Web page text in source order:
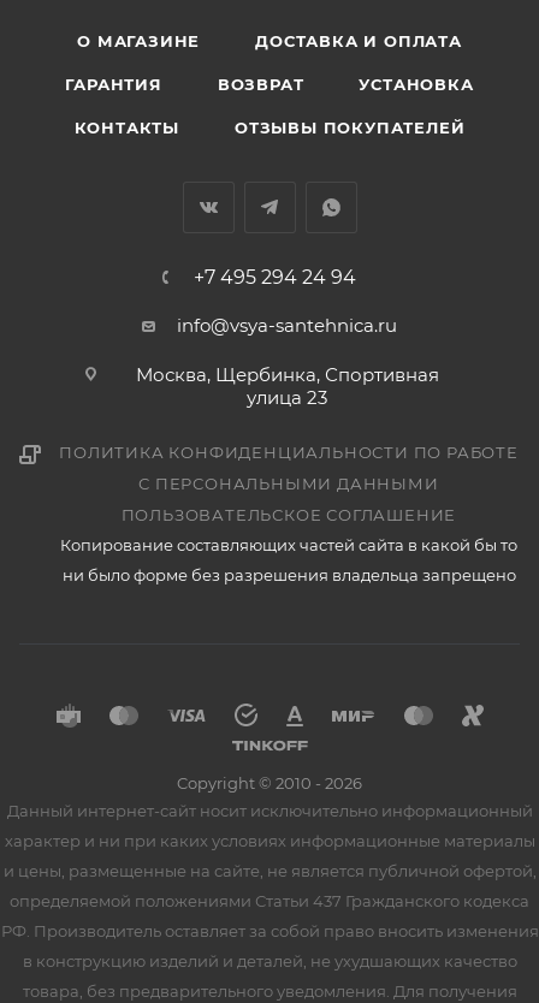
О МАГАЗИНЕ ДОСТАВКА И ОПЛАТА
ГАРАНТИЯ ВОЗВРАТ УСТАНОВКА
КОНТАКТЫ ОТЗЫВЫ ПОКУПАТЕЛЕЙ
+7 495 294 24 94
info@vsya-santehnica.ru
Москва, Щербинка, Спортивная
улица 23
ПОЛИТИКА КОНФИДЕНЦИАЛЬНОСТИ ПО РАБОТЕ
С ПЕРСОНАЛЬНЫМИ ДАННЫМИ
ПОЛЬЗОВАТЕЛЬСКОЕ СОГЛАШЕНИЕ
Копирование составляющих частей сайта в какой бы то
ни было форме без разрешения владельца запрещено
Copyright © 2010 - 2026
Данный интернет-сайт носит исключительно информационный
характер и ни при каких условиях информационные материалы
и цены, размещенные на сайте, не является публичной офертой,
определяемой положениями Статьи 437 Гражданского кодекса
РФ. Производитель оставляет за собой право вносить изменения
в конструкцию изделий и деталей, не ухудшающих качество
товара, без предварительного уведомления. Для получения